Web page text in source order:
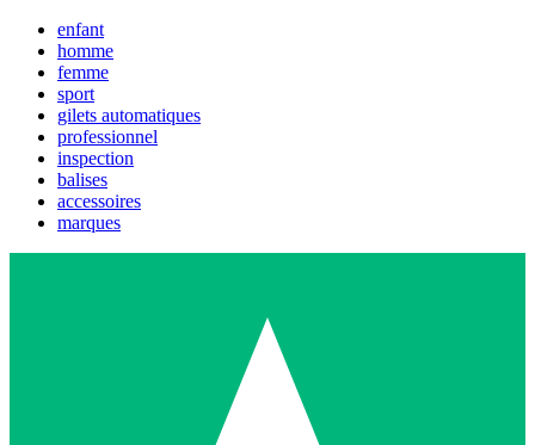
enfant
homme
femme
sport
gilets automatiques
professionnel
inspection
balises
accessoires
marques